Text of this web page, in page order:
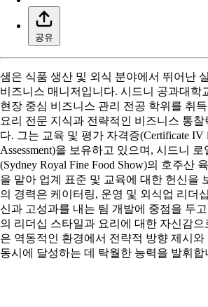
공유
샘은 식품 생산 및 외식 분야에서 뛰어난
비즈니스 매니저입니다. 시드니 공과대학
현장 중심 비즈니스 관리 전공 학위를 취
요리 전문 지식과 전략적인 비즈니스 통찰
다. 그는 교육 및 평가 자격증(Certificate IV
Assessment)을 보유하고 있으며, 시드니
(Sydney Royal Fine Food Show)의 호주산
을 맡아 업계 표준 및 교육에 대한 헌신을
의 경력은 케이터링, 운영 및 외식업 리더
신과 고성과를 내는 팀 개발에 중점을 두
의 리더십 스타일과 요리에 대한 자신감으
은 역동적인 환경에서 전략적 방향 제시
동시에 달성하는 데 탁월한 능력을 발휘합